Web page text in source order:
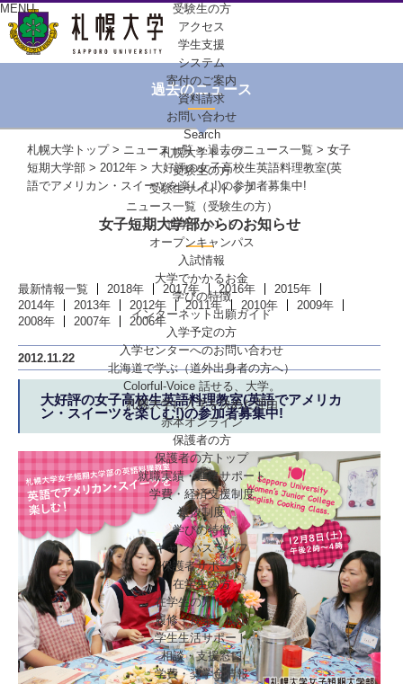
MENU
受験生の方
アクセス
学生支援
システム
寄付のご案内
資料請求
お問い合わせ
Search
札幌大学トップ
受験生の方
受験生サイトトップ
ニュース一覧（受験生の方）
進学イベント
オープンキャンパス
入試情報
大学でかかるお金
学びの特徴
インターネット出願ガイド
入学予定の方
入学センターへのお問い合わせ
北海道で学ぶ（道外出身者の方へ）
Colorful-Voice 話せる、大学。
札幌大学に入学を決めた理由
赤本オンライン
保護者の方
保護者の方トップ
就職実績・進路サポート
学費・経済支援制度
選抜制度
学びの特徴
キャンパスライフ
保護者サポート
在学生の方
在学生の方トップ
履修・授業・成績
学生生活サポート
相談・支援窓口
学費・奨学金情報
過去のニュース
札幌大学トップ> ニュース一覧>過去のニュース一覧 > 女子
短期大学部 > 2012年 > 大好評の女子高校生英語料理教室(英
語でアメリカン・スイーツを楽しむ!)の参加者募集中!
女子短期大学部からのお知らせ
最新情報一覧 2018年 2017年 2016年
2015年
2014年
2013年 2012年 2011年 2010年
2009年
2008年
2007年 2006年
2012.11.22
大好評の女子高校生英語料理教室(英語でアメリカ
ン・スイーツを楽しむ!)の参加者募集中!